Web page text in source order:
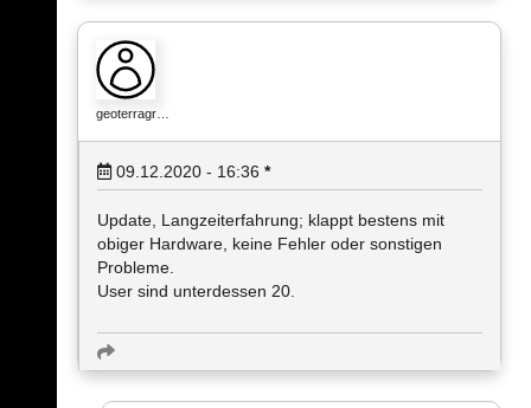
geoterragr…
09.12.2020 - 16:36 *
Update, Langzeiterfahrung; klappt bestens mit
obiger Hardware, keine Fehler oder sonstigen
Probleme.
User sind unterdessen 20.